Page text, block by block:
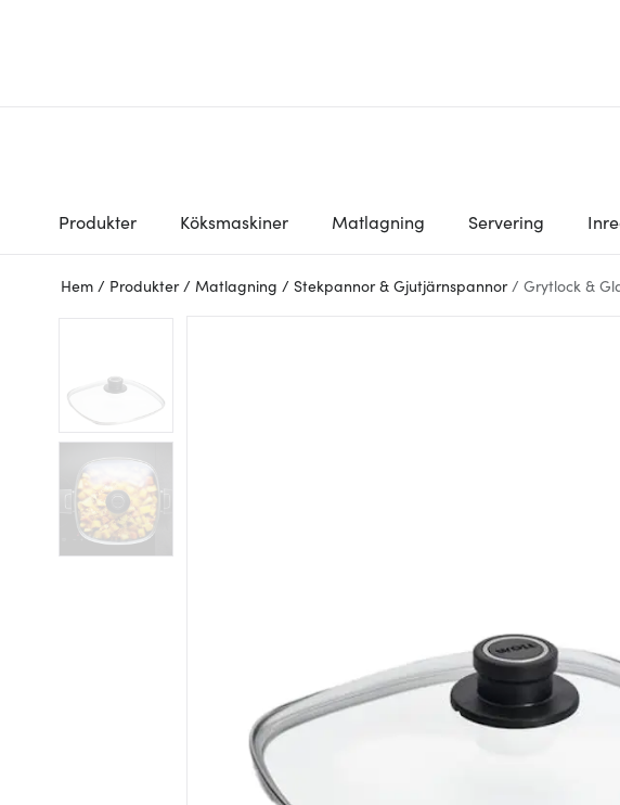
Produkter Köksmaskiner Matlagning Servering
Hem / Produkter / Matlagning / Stekpannor & Gjutjärnspannor / Grytlock &